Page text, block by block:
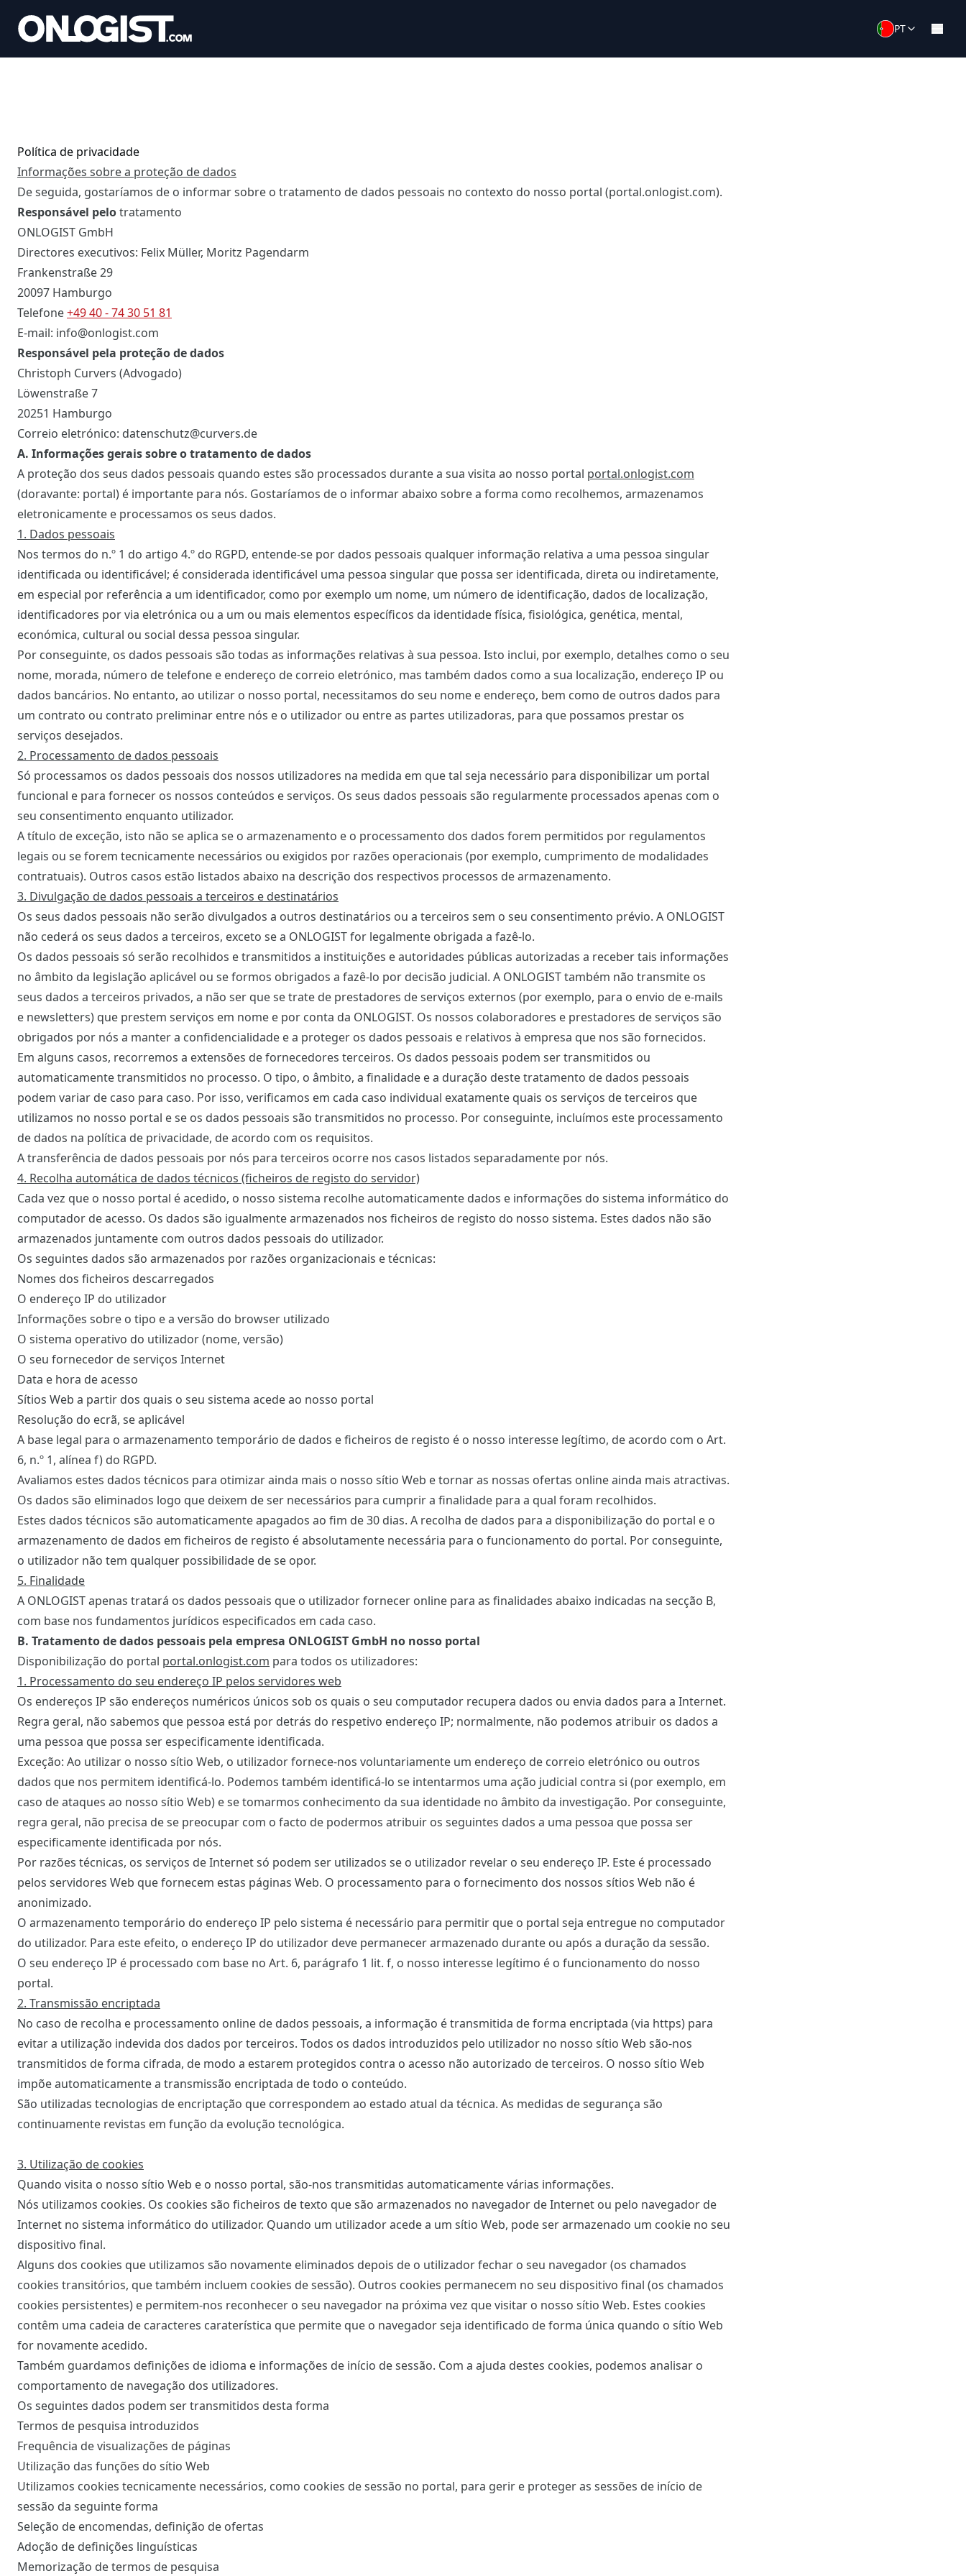
PT
Política de privacidade
Informações sobre a proteção de dados
De seguida, gostaríamos de o informar sobre o tratamento de dados pessoais no contexto do nosso portal (portal.onlogist.com).
Responsável pelotratamento
ONLOGIST GmbH
Directores executivos: Felix Müller, Moritz Pagendarm
Frankenstraße 29
20097 Hamburgo
Telefone+49 40 - 74 30 51 81
E-mail: info@onlogist.com
Responsável pela proteção de dados
Christoph Curvers (Advogado)
Löwenstraße 7
20251 Hamburgo
Correio eletrónico: datenschutz@curvers.de
A. Informações gerais sobre o tratamento de dados
A proteção dos seus dados pessoais quando estes são processados durante a sua visita ao nosso portal portal.onlogist.com
(doravante: portal) é importante para nós. Gostaríamos de o informar abaixo sobre a forma como recolhemos, armazenamos
eletronicamente e processamos os seus dados.
1. Dados pessoais
Nos termos do n.º 1 do artigo 4.º do RGPD, entende-se por dados pessoais qualquer informação relativa a uma pessoa singular
identificada ou identificável; é considerada identificável uma pessoa singular que possa ser identificada, direta ou indiretamente,
em especial por referência a um identificador, como por exemplo um nome, um número de identificação, dados de localização,
identificadores por via eletrónica ou a um ou mais elementos específicos da identidade física, fisiológica, genética, mental,
económica, cultural ou social dessa pessoa singular.
Por conseguinte, os dados pessoais são todas as informações relativas à sua pessoa. Isto inclui, por exemplo, detalhes como o seu
nome, morada, número de telefone e endereço de correio eletrónico, mas também dados como a sua localização, endereço IP ou
dados bancários. No entanto, ao utilizar o nosso portal, necessitamos do seu nome e endereço, bem como de outros dados para
um contrato ou contrato preliminar entre nós e o utilizador ou entre as partes utilizadoras, para que possamos prestar os
serviços desejados.
2. Processamento de dados pessoais
Só processamos os dados pessoais dos nossos utilizadores na medida em que tal seja necessário para disponibilizar um portal
funcional e para fornecer os nossos conteúdos e serviços. Os seus dados pessoais são regularmente processados apenas com o
seu consentimento enquanto utilizador.
A título de exceção, isto não se aplica se o armazenamento e o processamento dos dados forem permitidos por regulamentos
legais ou se forem tecnicamente necessários ou exigidos por razões operacionais (por exemplo, cumprimento de modalidades
contratuais). Outros casos estão listados abaixo na descrição dos respectivos processos de armazenamento.
3. Divulgação de dados pessoais a terceiros e destinatários
Os seus dados pessoais não serão divulgados a outros destinatários ou a terceiros sem o seu consentimento prévio. A ONLOGIST
não cederá os seus dados a terceiros, exceto se a ONLOGIST for legalmente obrigada a fazê-lo.
Os dados pessoais só serão recolhidos e transmitidos a instituições e autoridades públicas autorizadas a receber tais informações
no âmbito da legislação aplicável ou se formos obrigados a fazê-lo por decisão judicial. A ONLOGIST também não transmite os
seus dados a terceiros privados, a não ser que se trate de prestadores de serviços externos (por exemplo, para o envio de e-mails
e newsletters) que prestem serviços em nome e por conta da ONLOGIST. Os nossos colaboradores e prestadores de serviços são
obrigados por nós a manter a confidencialidade e a proteger os dados pessoais e relativos à empresa que nos são fornecidos.
Em alguns casos, recorremos a extensões de fornecedores terceiros. Os dados pessoais podem ser transmitidos ou
automaticamente transmitidos no processo. O tipo, o âmbito, a finalidade e a duração deste tratamento de dados pessoais
podem variar de caso para caso. Por isso, verificamos em cada caso individual exatamente quais os serviços de terceiros que
utilizamos no nosso portal e se os dados pessoais são transmitidos no processo. Por conseguinte, incluímos este processamento
de dados na política de privacidade, de acordo com os requisitos.
A transferência de dados pessoais por nós para terceiros ocorre nos casos listados separadamente por nós.
4. Recolha automática de dados técnicos (ficheiros de registo do servidor)
Cada vez que o nosso portal é acedido, o nosso sistema recolhe automaticamente dados e informações do sistema informático do
computador de acesso. Os dados são igualmente armazenados nos ficheiros de registo do nosso sistema. Estes dados não são
armazenados juntamente com outros dados pessoais do utilizador.
Os seguintes dados são armazenados por razões organizacionais e técnicas:
Nomes dos ficheiros descarregados
O endereço IP do utilizador
Informações sobre o tipo e a versão do browser utilizado
O sistema operativo do utilizador (nome, versão)
O seu fornecedor de serviços Internet
Data e hora de acesso
Sítios Web a partir dos quais o seu sistema acede ao nosso portal
Resolução do ecrã, se aplicável
A base legal para o armazenamento temporário de dados e ficheiros de registo é o nosso interesse legítimo, de acordo com o Art.
6, n.º 1, alínea f) do RGPD.
Avaliamos estes dados técnicos para otimizar ainda mais o nosso sítio Web e tornar as nossas ofertas online ainda mais atractivas.
Os dados são eliminados logo que deixem de ser necessários para cumprir a finalidade para a qual foram recolhidos.
Estes dados técnicos são automaticamente apagados ao fim de 30 dias. A recolha de dados para a disponibilização do portal e o
armazenamento de dados em ficheiros de registo é absolutamente necessária para o funcionamento do portal. Por conseguinte,
o utilizador não tem qualquer possibilidade de se opor.
5. Finalidade
A ONLOGIST apenas tratará os dados pessoais que o utilizador fornecer online para as finalidades abaixo indicadas na secção B,
com base nos fundamentos jurídicos especificados em cada caso.
B. Tratamento de dados pessoais pela empresa ONLOGIST GmbH no nosso portal
Disponibilização do portal portal.onlogist.com para todos os utilizadores:
1. Processamento do seu endereço IP pelos servidores web
Os endereços IP são endereços numéricos únicos sob os quais o seu computador recupera dados ou envia dados para a Internet.
Regra geral, não sabemos que pessoa está por detrás do respetivo endereço IP; normalmente, não podemos atribuir os dados a
uma pessoa que possa ser especificamente identificada.
Exceção: Ao utilizar o nosso sítio Web, o utilizador fornece-nos voluntariamente um endereço de correio eletrónico ou outros
dados que nos permitem identificá-lo. Podemos também identificá-lo se intentarmos uma ação judicial contra si (por exemplo, em
caso de ataques ao nosso sítio Web) e se tomarmos conhecimento da sua identidade no âmbito da investigação. Por conseguinte,
regra geral, não precisa de se preocupar com o facto de podermos atribuir os seguintes dados a uma pessoa que possa ser
especificamente identificada por nós.
Por razões técnicas, os serviços de Internet só podem ser utilizados se o utilizador revelar o seu endereço IP. Este é processado
pelos servidores Web que fornecem estas páginas Web. O processamento para o fornecimento dos nossos sítios Web não é
anonimizado.
O armazenamento temporário do endereço IP pelo sistema é necessário para permitir que o portal seja entregue no computador
do utilizador. Para este efeito, o endereço IP do utilizador deve permanecer armazenado durante ou após a duração da sessão.
O seu endereço IP é processado com base no Art. 6, parágrafo 1 lit. f, o nosso interesse legítimo é o funcionamento do nosso
portal.
2. Transmissão encriptada
No caso de recolha e processamento online de dados pessoais, a informação é transmitida de forma encriptada (via https) para
evitar a utilização indevida dos dados por terceiros. Todos os dados introduzidos pelo utilizador no nosso sítio Web são-nos
transmitidos de forma cifrada, de modo a estarem protegidos contra o acesso não autorizado de terceiros. O nosso sítio Web
impõe automaticamente a transmissão encriptada de todo o conteúdo.
São utilizadas tecnologias de encriptação que correspondem ao estado atual da técnica. As medidas de segurança são
continuamente revistas em função da evolução tecnológica.
3. Utilização de cookies
Quando visita o nosso sítio Web e o nosso portal, são-nos transmitidas automaticamente várias informações.
Nós utilizamos cookies. Os cookies são ficheiros de texto que são armazenados no navegador de Internet ou pelo navegador de
Internet no sistema informático do utilizador. Quando um utilizador acede a um sítio Web, pode ser armazenado um cookie no seu
dispositivo final.
Alguns dos cookies que utilizamos são novamente eliminados depois de o utilizador fechar o seu navegador (os chamados
cookies transitórios, que também incluem cookies de sessão). Outros cookies permanecem no seu dispositivo final (os chamados
cookies persistentes) e permitem-nos reconhecer o seu navegador na próxima vez que visitar o nosso sítio Web. Estes cookies
contêm uma cadeia de caracteres caraterística que permite que o navegador seja identificado de forma única quando o sítio Web
for novamente acedido.
Também guardamos definições de idioma e informações de início de sessão. Com a ajuda destes cookies, podemos analisar o
comportamento de navegação dos utilizadores.
Os seguintes dados podem ser transmitidos desta forma
Termos de pesquisa introduzidos
Frequência de visualizações de páginas
Utilização das funções do sítio Web
Utilizamos cookies tecnicamente necessários, como cookies de sessão no portal, para gerir e proteger as sessões de início de
sessão da seguinte forma
Seleção de encomendas, definição de ofertas
Adoção de definições linguísticas
Memorização de termos de pesquisa